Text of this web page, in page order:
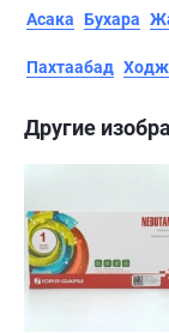
Асака Бухара
Пахтаабад
Другие